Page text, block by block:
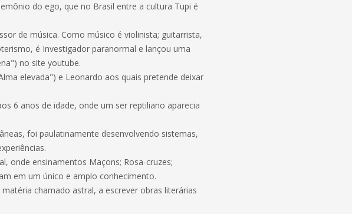
do ego, que no Brasil entre a cultura Tupi é
de música. Como músico é violinista; guitarrista,
é Investigador paranormal e lançou uma
no site youtube.
elevada") e Leonardo aos quais pretende deixar
6 anos de idade, onde um ser reptiliano aparecia
foi paulatinamente desenvolvendo sistemas,
onde ensinamentos Maçons; Rosa-cruzes;
em um único e amplo conhecimento.
chamado astral, a escrever obras literárias